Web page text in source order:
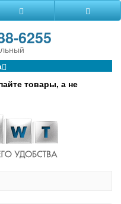
6255
товары, а не